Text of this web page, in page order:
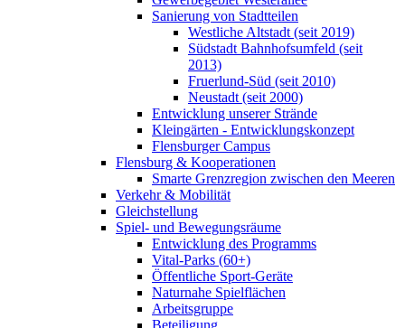
Sanierung von Stadtteilen
Westliche Altstadt (seit 2019)
Südstadt Bahnhofsumfeld (seit
2013)
Fruerlund-Süd (seit 2010)
Neustadt (seit 2000)
Entwicklung unserer Strände
Kleingärten - Entwicklungskonzept
Flensburger Campus
Flensburg & Kooperationen
Smarte Grenzregion zwischen den Meeren
Verkehr & Mobilität
Gleichstellung
Spiel- und Bewegungsräume
Entwicklung des Programms
Vital-Parks (60+)
Öffentliche Sport-Geräte
Naturnahe Spielflächen
Arbeitsgruppe
Beteiligung